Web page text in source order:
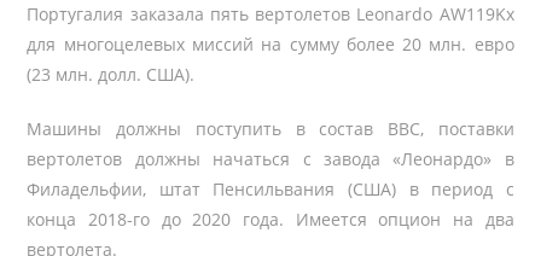
Португалия заказала пять вертолетов Leonardo AW119Kx
для многоцелевых миссий на сумму более 20 млн. евро
(23 млн. долл. США).
Машины должны поступить в состав ВВС, поставки
вертолетов должны начаться с завода «Леонардо» в
Филадельфии, штат Пенсильвания (США) в период с
конца 2018-го до 2020 года. Имеется опцион на два
вертолета.